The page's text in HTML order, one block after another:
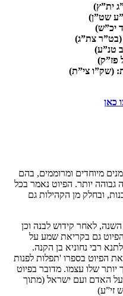
ית”ץ)
שט”ן)
יכ”ש)
צת”ג)
טנ”ע)
פז”ק)
(שק”ו צי”ת)
כאן
מיוחדים ומרוממים, בהם
יותר. הפיוט נאמר בכל
ובחלק מן הקהילות גם
לאחר קידוש לבנה וכן
גם בקריאת שמע על
רבי נחוניא בן הקנה.
הפיוט בספרו 'תפלות לפנות
שלו עצמו. מדובר בפיוט
האדם ועם ישראל (מתוך
זי”ע)